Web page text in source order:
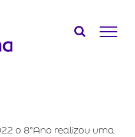
o 8°Ano realizou uma